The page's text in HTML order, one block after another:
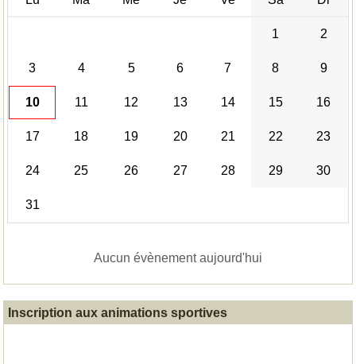
1 2
3 4 5 6 7 8 9
10 11 12 13 14 15 16
17 18 19 20 21 22 23
24 25 26 27 28 29 30
31
Aucun évènement aujourd'hui
Inscription aux animations sportives